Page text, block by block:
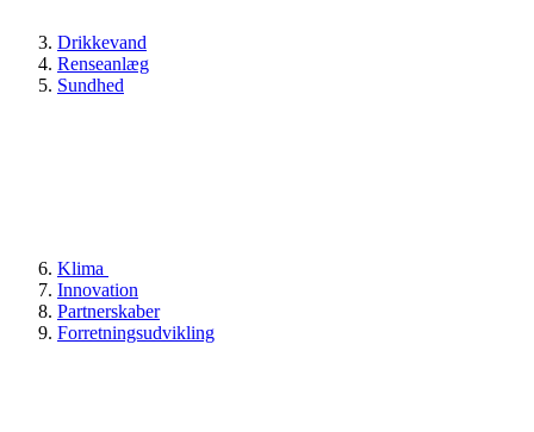
Drikkevand
Renseanlæg
Sundhed
Klima
Innovation
Partnerskaber
Forretningsudvikling